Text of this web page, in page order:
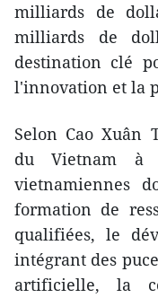
milliards de
milliards de
destination clé
l'innovation et la
Selon Cao Xuân
du Vietnam à
vietnamiennes
formation de
qualifiées, le
intégrant des
artificielle, la